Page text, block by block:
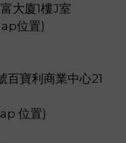
大廈1樓J室
位置)
百寶利商業中心21
位置)